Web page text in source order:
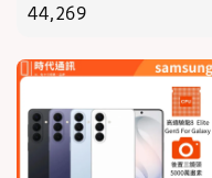
price
44,269